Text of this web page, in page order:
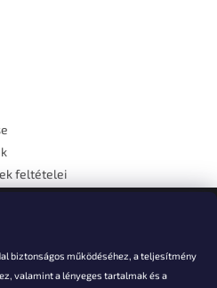
biztonságos működéséhez, a teljesítmény
valamint a lényeges tartalmak és a
feltételei